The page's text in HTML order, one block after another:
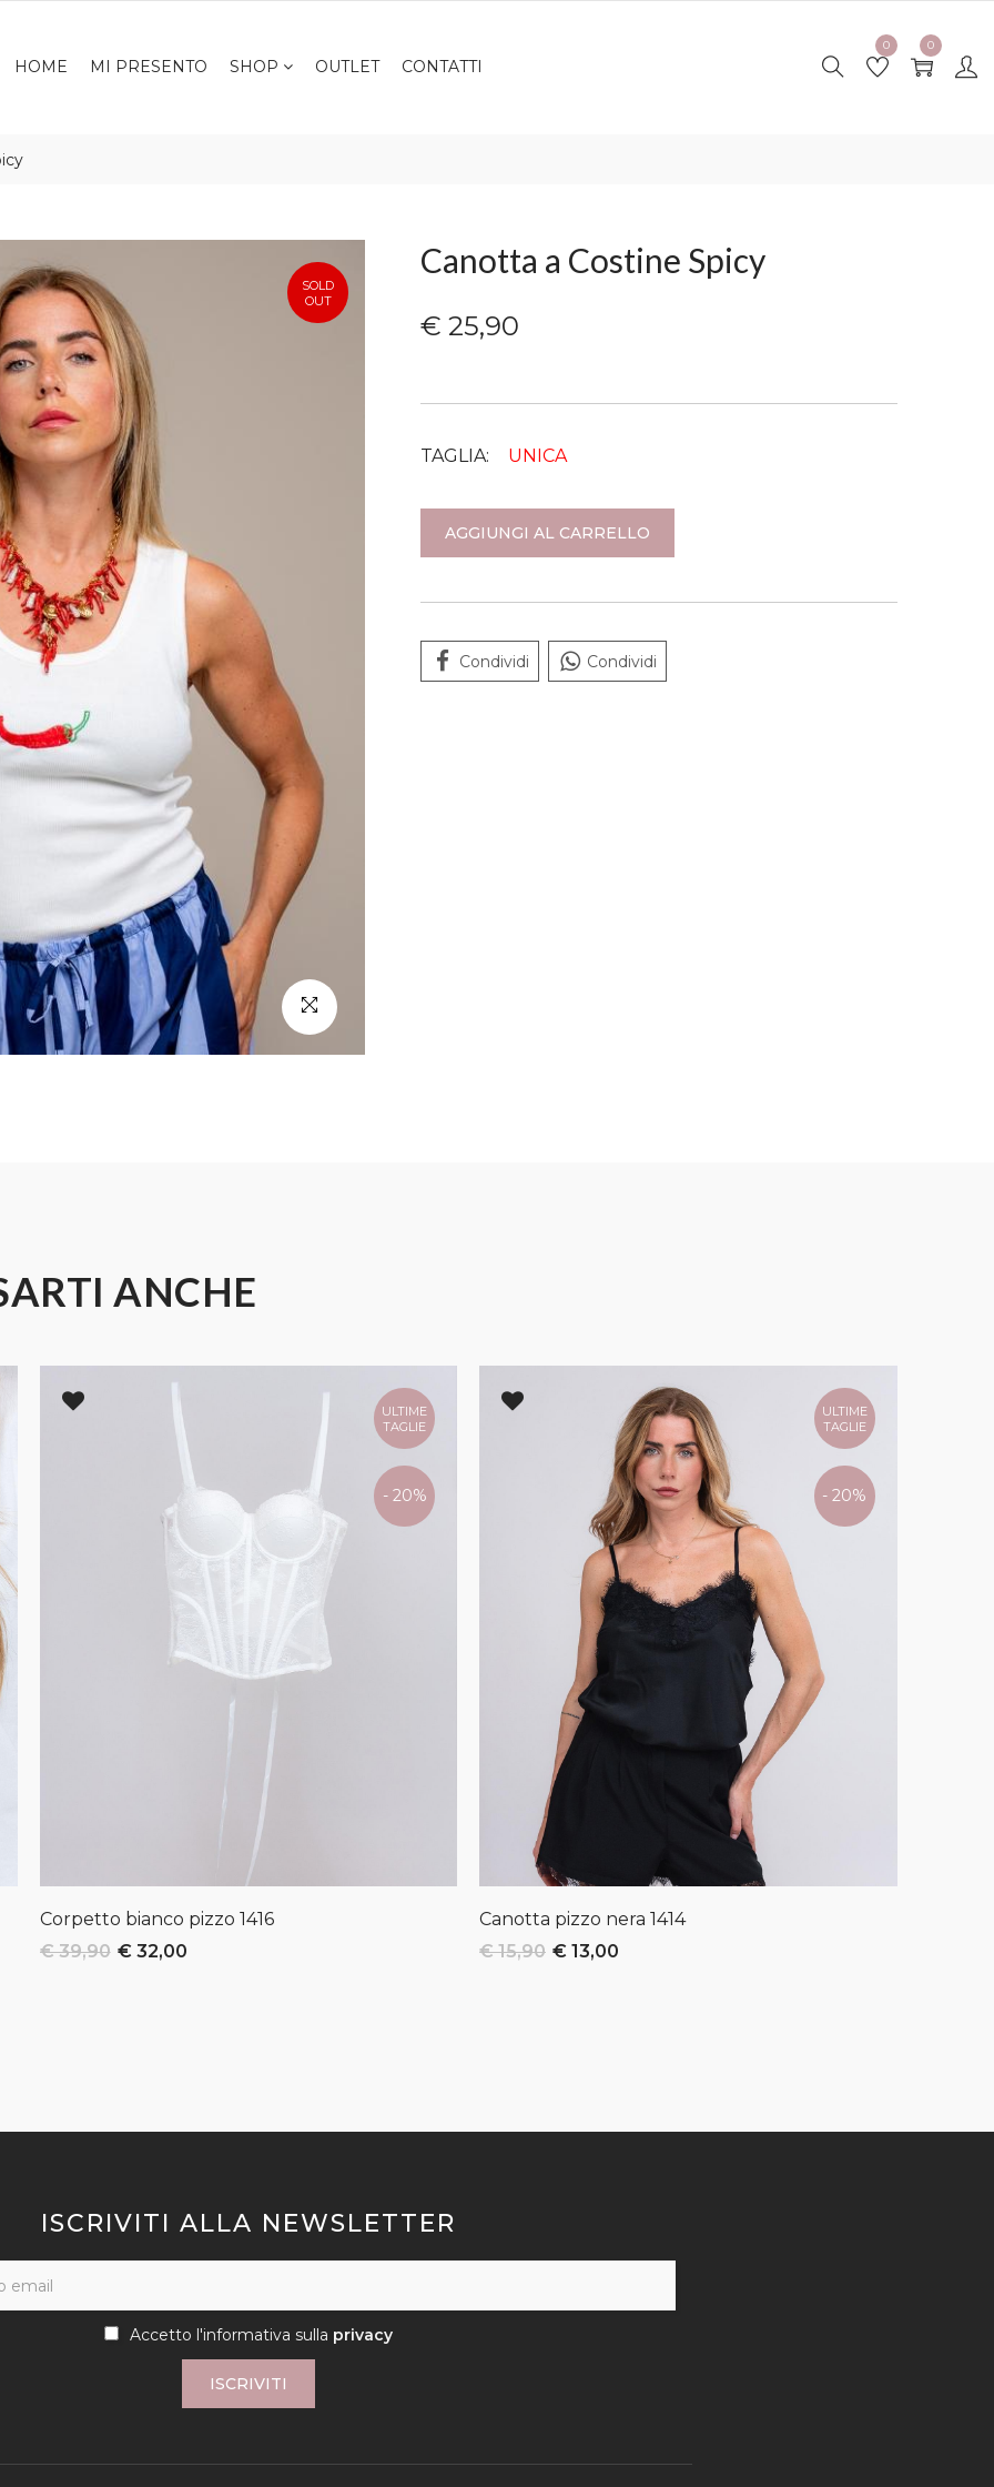
HOME MI PRESENTO SHOP OUTLET CONTATTI
0 0
SOLD
OUT
Canotta a Costine Spicy
€ 25,90
TAGLIA: UNICA
AGGIUNGI AL CARRELLO
Condividi Condividi
ANCHE
ULTIME
TAGLIE
- 20%
Corpetto bianco pizzo 1416
€ 39,90 € 32,00
ULTIME
TAGLIE
- 20%
Canotta pizzo nera 1414
€ 15,90 € 13,00
ISCRIVITI ALLA NEWSLETTER
Accetto l'informativa sulla privacy
ISCRIVITI